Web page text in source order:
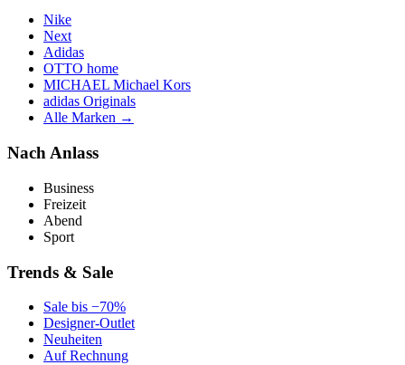
Nike
Next
Adidas
OTTO home
MICHAEL Michael Kors
adidas Originals
Alle Marken →
Nach Anlass
Business
Freizeit
Abend
Sport
Trends & Sale
Sale bis −70%
Designer-Outlet
Neuheiten
Auf Rechnung